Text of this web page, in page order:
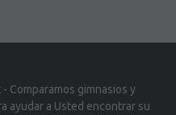
Comparamos gimnasios y
ayudar a Usted encontrar su